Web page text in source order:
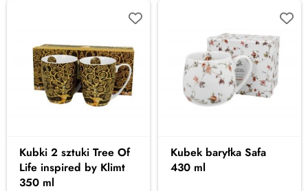
Kubki 2 sztuki Tree Of
Life inspired by Klimt
350 ml
Kubek baryłka Safa
430 ml